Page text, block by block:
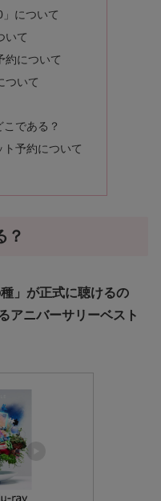
について
いて
約について
ついて
である？
予約について
？
」が正式に聴けるの
アニバーサリーベスト